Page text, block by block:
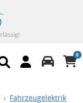
0
Fahrzeugelektrik